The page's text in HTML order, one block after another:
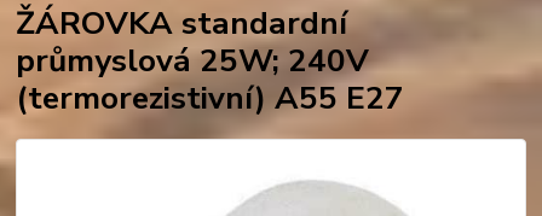
ŽÁROVKA standardní
průmyslová 25W; 240V
(termorezistivní) A55 E27